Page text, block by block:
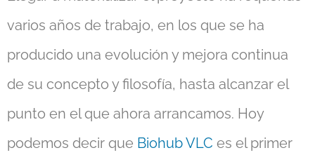
varios años de trabajo, en los que se ha
producido una evolución y mejora continua
de su concepto y filosofía, hasta alcanzar el
punto en el que ahora arrancamos. Hoy
podemos decir que Biohub VLC es el primer